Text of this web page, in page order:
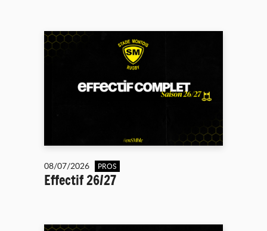
08/07/2026 PROS
Effectif 26/27